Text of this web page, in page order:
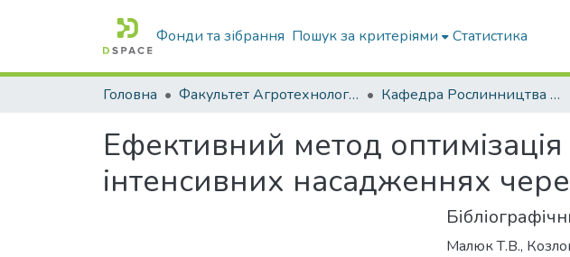
Фонди та зібрання Пошук за критеріями Статистика
Головна Факультет Агротехнологій та екології Кафедра Рослинництва та садівництва ім. професора В.В. Калитки
Ефективний метод
інтенсивних насадженнях
Малюк Т.В.,